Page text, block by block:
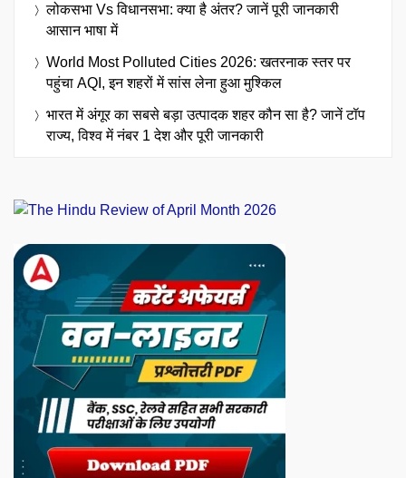
लोकसभा Vs विधानसभा: क्या है अंतर? जानें पूरी जानकारी
आसान भाषा में
World Most Polluted Cities 2026: खतरनाक स्तर पर
पहुंचा AQI, इन शहरों में सांस लेना हुआ मुश्किल
भारत में अंगूर का सबसे बड़ा उत्पादक शहर कौन सा है? जानें टॉप
राज्य, विश्व में नंबर 1 देश और पूरी जानकारी